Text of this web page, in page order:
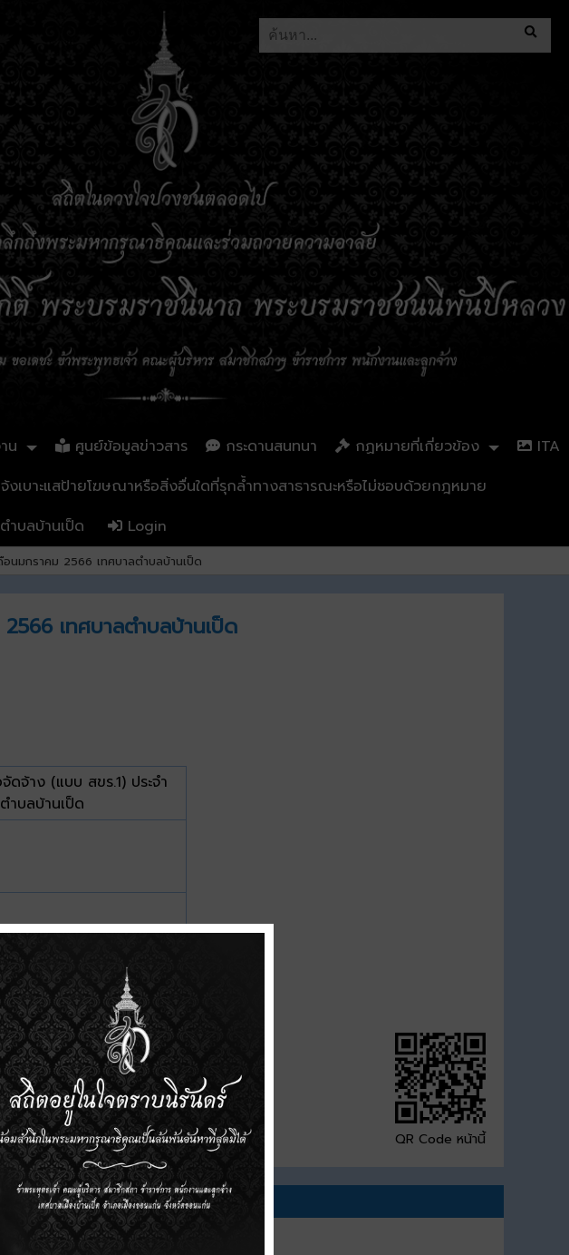
น ศูนย์ข้อมูลข่าวสาร กระดานสนทนา กฏหมายที่เกี่ยวข้อง
ITA
งเบาะแสป้ายโฆษณาหรือสิ่งอื่นใดที่รุกล้ำทางสาธารณะหรือไม่ชอบด้วยกฎหมาย
บลบ้านเป็ด Login
นมกราคม 2566 เทศบาลตำบลบ้านเป็ด
เทศบาลตำบลบ้านเป็ด
ดจ้าง (แบบ สขร.1) ประจำ
ำบลบ้านเป็ด
QR Code หน้านี้
บ้านเป็ด